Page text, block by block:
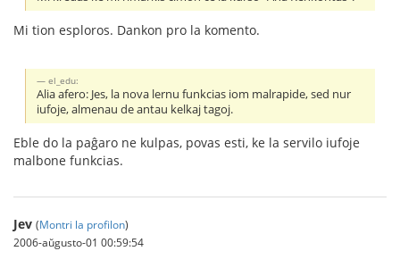
Mi tion esploros. Dankon pro la komento.
el_edu:
Alia afero: Jes, la nova lernu funkcias iom malrapide, sed nur
iufoje, almenau de antau kelkaj tagoj.
Eble do la paĝaro ne kulpas, povas esti, ke la servilo iufoje
malbone funkcias.
Jev (Montri la profilon)
2006-aŭgusto-01 00:59:54